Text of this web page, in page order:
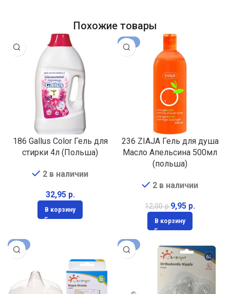
Похожие товары
186 Gallus Color Гель для
стирки 4л (Польша)
2 в наличии
р.
В корзину
-17%
236 ZIAJA Гель для душа
Масло Апельсина 500мл
(польша)
2 в наличии
12,00р.9,95 р.
В корзину
-10% -30%